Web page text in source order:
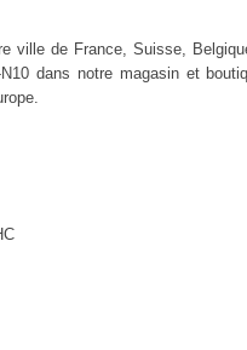
ville de France, Suisse,
dans notre magasin et